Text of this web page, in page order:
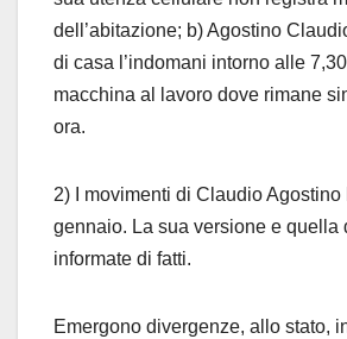
dell’abitazione; b) Agostino
di casa l’indomani intorno alle
macchina al lavoro dove rimane
ora.
2) I movimenti di Claudio
gennaio. La sua versione e quella
informate di fatti.
Emergono divergenze, allo stato,